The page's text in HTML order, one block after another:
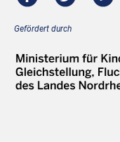
Gefördert durch